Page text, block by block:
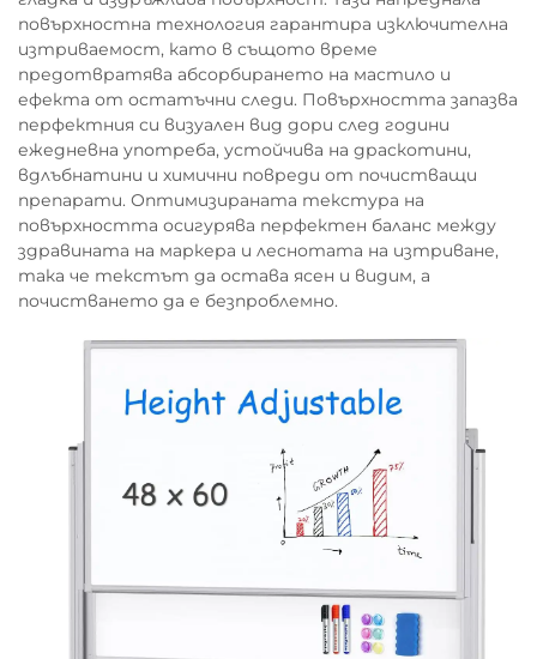
повърхностна технология гарантира изключителна
изтриваемост, като в същото време
предотвратява абсорбирането на мастило и
ефекта от остатъчни следи. Повърхността запазва
перфектния си визуален вид дори след години
ежедневна употреба, устойчива на драскотини,
вдлъбнатини и химични повреди от почистващи
препарати. Оптимизираната текстура на
повърхността осигурява перфектен баланс между
здравината на маркера и леснотата на изтриване,
така че текстът да остава ясен и видим, а
почистването да е безпроблемно.